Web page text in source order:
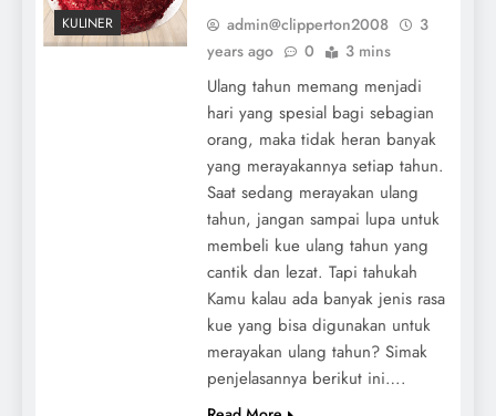
KULINER admin@clipperton2008
3
years ago
0 3 mins
Ulang tahun memang menjadi
hari yang spesial bagi sebagian
orang, maka tidak heran banyak
yang merayakannya setiap tahun.
Saat sedang merayakan ulang
tahun, jangan sampai lupa untuk
membeli kue ulang tahun yang
cantik dan lezat. Tapi tahukah
Kamu kalau ada banyak jenis rasa
kue yang bisa digunakan untuk
merayakan ulang tahun? Simak
penjelasannya berikut ini….